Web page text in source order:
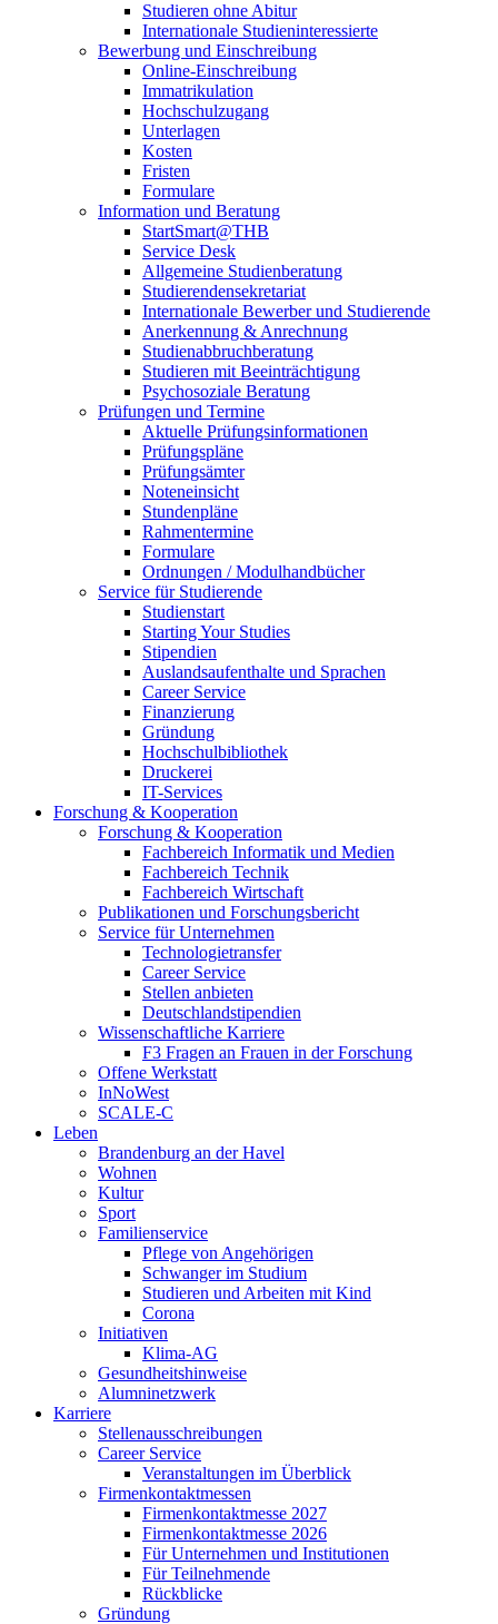
Studieren ohne Abitur
Internationale Studieninteressierte
Bewerbung und Einschreibung
Online-Einschreibung
Immatrikulation
Hochschulzugang
Unterlagen
Kosten
Fristen
Formulare
Information und Beratung
StartSmart@THB
Service Desk
Allgemeine Studienberatung
Studierendensekretariat
Internationale Bewerber und Studierende
Anerkennung & Anrechnung
Studienabbruchberatung
Studieren mit Beeinträchtigung
Psychosoziale Beratung
Prüfungen und Termine
Aktuelle Prüfungsinformationen
Prüfungspläne
Prüfungsämter
Noteneinsicht
Stundenpläne
Rahmentermine
Formulare
Ordnungen / Modulhandbücher
Service für Studierende
Studienstart
Starting Your Studies
Stipendien
Auslandsaufenthalte und Sprachen
Career Service
Finanzierung
Gründung
Hochschulbibliothek
Druckerei
IT-Services
Forschung & Kooperation
Forschung & Kooperation
Fachbereich Informatik und Medien
Fachbereich Technik
Fachbereich Wirtschaft
Publikationen und Forschungsbericht
Service für Unternehmen
Technologietransfer
Career Service
Stellen anbieten
Deutschlandstipendien
Wissenschaftliche Karriere
F3 Fragen an Frauen in der Forschung
Offene Werkstatt
InNoWest
SCALE-C
Leben
Brandenburg an der Havel
Wohnen
Kultur
Sport
Familienservice
Pflege von Angehörigen
Schwanger im Studium
Studieren und Arbeiten mit Kind
Corona
Initiativen
Klima-AG
Gesundheitshinweise
Alumninetzwerk
Karriere
Stellenausschreibungen
Career Service
Veranstaltungen im Überblick
Firmenkontaktmessen
Firmenkontaktmesse 2027
Firmenkontaktmesse 2026
Für Unternehmen und Institutionen
Für Teilnehmende
Rückblicke
Gründung